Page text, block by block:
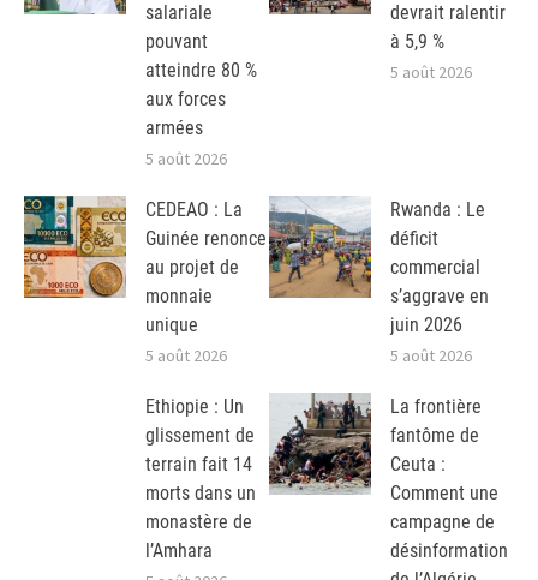
salariale
pouvant
atteindre 80 %
aux forces
armées
5 août 2026
devrait ralentir
à 5,9 %
5 août 2026
CEDEAO : La
Guinée renonce
au projet de
monnaie
unique
5 août 2026
Rwanda : Le
déficit
commercial
s’aggrave en
juin 2026
5 août 2026
Ethiopie : Un
glissement de
terrain fait 14
morts dans un
monastère de
l’Amhara
La frontière
fantôme de
Ceuta :
Comment une
campagne de
désinformation